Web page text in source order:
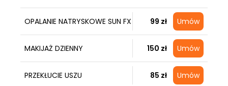
OPALANIE NATRYSKOWE SUN FX 99 zł Umów
MAKIJAŻ DZIENNY 150 zł Umów
PRZEKŁUCIE USZU 85 zł Umów